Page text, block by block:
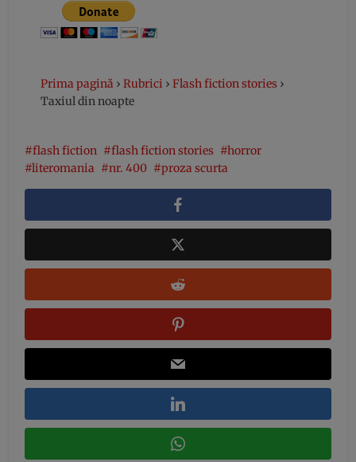
Prima pagină › Rubrici › Flash fiction stories ›
Taxiul din noapte
flash fiction flash fiction stories
horror
literomania
nr. 400 proza scurta